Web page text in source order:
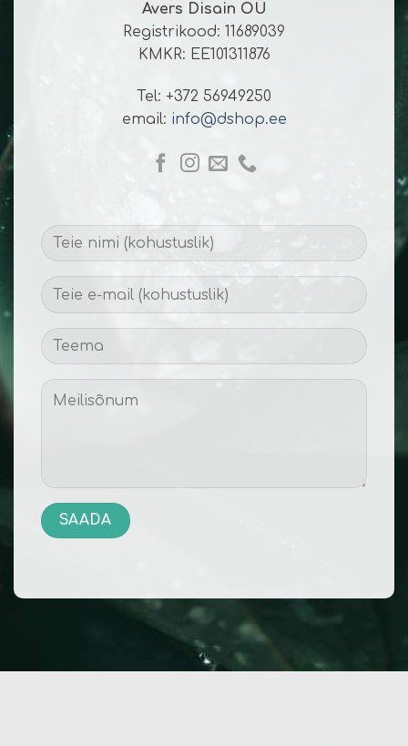
Avers Disain OÜ
Registrikood: 11689039
KMKR: EE101311876
Tel: +372 56949250
email: info@dshop.ee